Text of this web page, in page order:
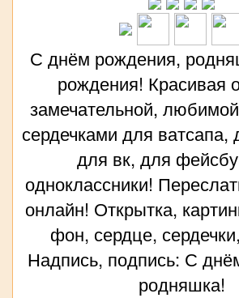
С днём рождения,
рождения! Красивая
замечательной,
сердечками для ватсапа,
для вк, для
одноклассники!
онлайн! Открытка,
фон, сердце,
Надпись, подпись: С
родняшка!